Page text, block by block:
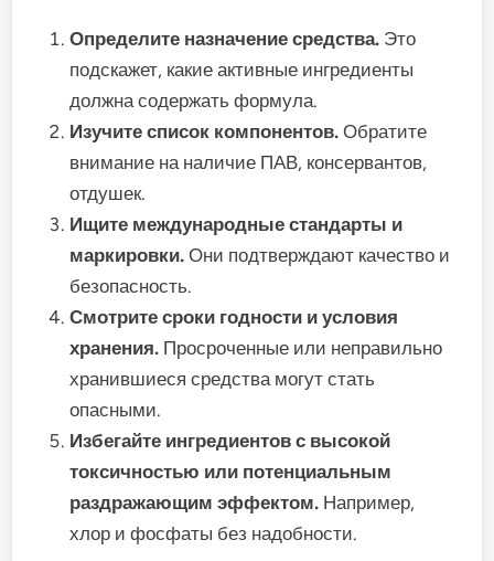
Определите назначение средства. Это
подскажет, какие активные ингредиенты
должна содержать формула.
Изучите список компонентов. Обратите
внимание на наличие ПАВ, консервантов,
отдушек.
Ищите международные стандарты и
маркировки. Они подтверждают качество и
безопасность.
Смотрите сроки годности и условия
хранения. Просроченные или неправильно
хранившиеся средства могут стать
опасными.
Избегайте ингредиентов с высокой
токсичностью или потенциальным
раздражающим эффектом. Например,
хлор и фосфаты без надобности.